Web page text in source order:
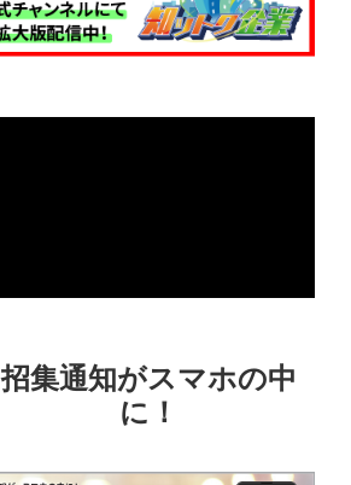
招集通知がスマホの中
に！